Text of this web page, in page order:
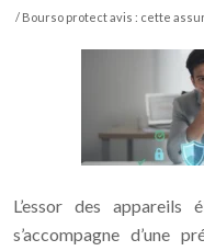
/ Bourso protect avis : cette
L’essor des appareils
s’accompagne d’une